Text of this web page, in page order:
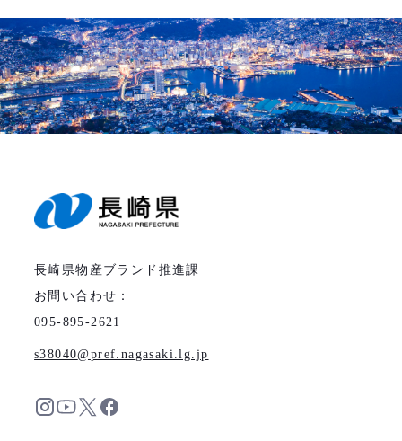
長崎県物産ブランド推進課
お問い合わせ：
095-895-2621
s38040 pref.nagasaki.lg.jp